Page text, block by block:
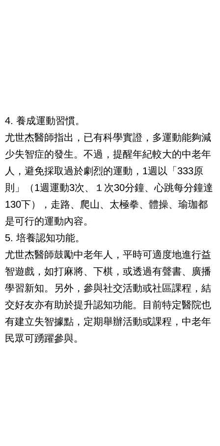
4. 養成運動習慣。
尤世杰醫師指出，已有科學實證，多運動能夠減
少失智症的發生。不過，提醒年紀較大的中老年
人，避免採取過於劇烈的運動，1週以「333原
則」（1週運動3次、１次30分鐘、心跳每分鐘達
130下），走路、爬山、太極拳、體操、瑜珈都
是可行的運動內容。
5. 培養認知功能。
尤世杰醫師鼓勵中老年人，平時可適度地進行益
智遊戲，如打麻將、下棋，或透過有聲書、廣播
學習新知。另外，參與社交活動或社區課程，結
交好友亦有助於提升認知功能。目前特定醫院也
有建立失智據點，定期舉辦活動或課程，中老年
民眾可踴躍參與。